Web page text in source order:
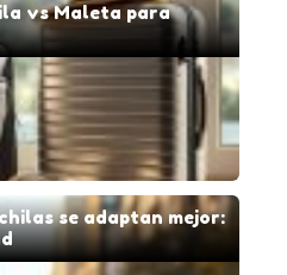
vs Maleta para
se adaptan mejor: